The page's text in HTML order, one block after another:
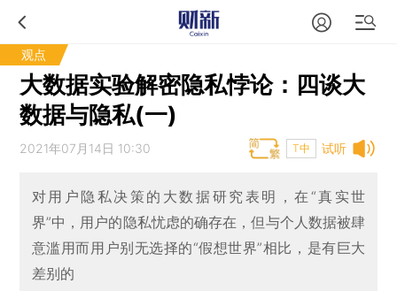
观点
大数据实验解密隐私悖论：四谈大
数据与隐私(一)
试听
2021年07月14日 10:30 T中
对用户隐私决策的大数据研究表明，在“真实世
界”中，用户的隐私忧虑的确存在，但与个人数据被肆
意滥用而用户别无选择的“假想世界”相比，是有巨大
差别的